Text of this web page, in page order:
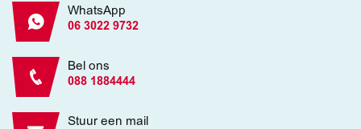
WhatsApp
06 3022 9732
Bel ons
088 1884444
Stuur een mail